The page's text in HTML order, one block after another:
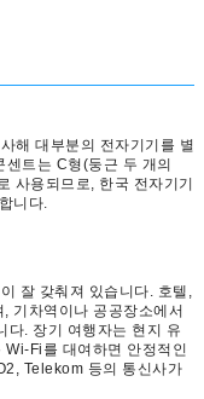
해 대부분의 전자기기를 별
트는 C형(둥근 두 개의
사용되므로, 한국 전자기기
니다.
잘 갖춰져 있습니다. 호텔,
기차역이나 공공장소에서
다. 장기 여행자는 현지 유
Fi를 대여하면 안정적인
Telekom 등의 통신사가